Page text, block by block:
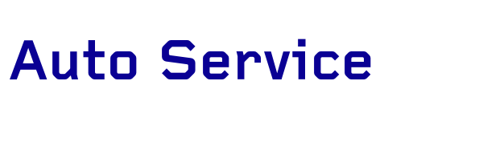
Service